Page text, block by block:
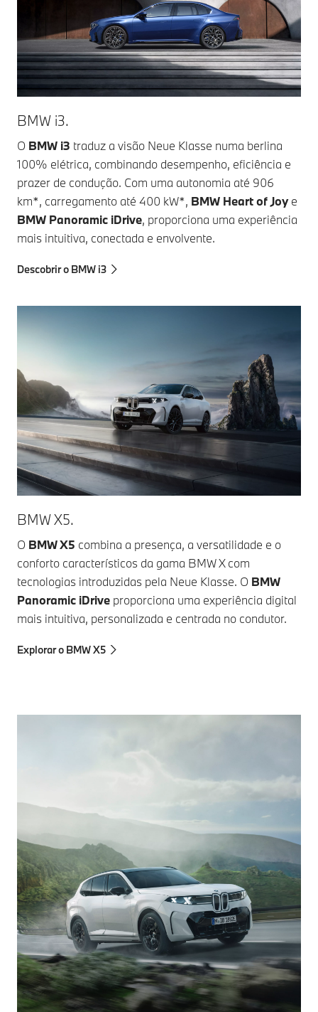
BMW i3.
O BMW i3 traduz a visão Neue Klasse numa berlina
100% elétrica, combinando desempenho, eficiência e
prazer de condução. Com uma autonomia até 906
km*, carregamento até 400 kW*, BMW Heart of Joye
BMW Panoramic iDrive, proporciona uma experiência
mais intuitiva, conectada e envolvente.
Descobrir o BMW i3
BMW X5.
O BMW X5 combina a presença, a versatilidade e o
conforto característicos da gama BMW X com
tecnologias introduzidas pela Neue Klasse. O BMW
Panoramic iDrive proporciona uma experiência digital
mais intuitiva, personalizada e centrada no condutor.
Explorar o BMW X5